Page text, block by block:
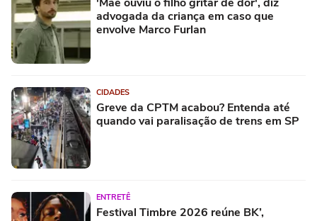
advogada da criança em caso que
envolve Marco Furlan
CIDADES
Greve da CPTM acabou? Entenda até
quando vai paralisação de trens em SP
ENTRETÊ
Festival Timbre 2026 reúne BK’,